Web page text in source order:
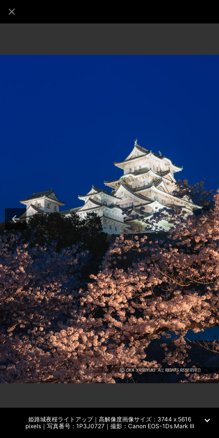
姫路城夜桜ライトアップ｜高解像度画像サイズ：3744 x 5616
pixels｜写真番号：1P3J0727｜撮影：Canon EOS-1Ds Mark III